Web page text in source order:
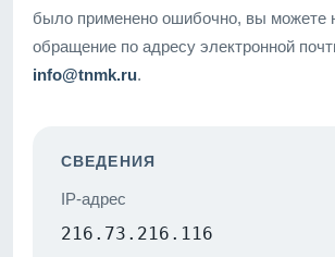
было применено ошибочно, вы можете
обращение по адресу электронной
info@tnmk.ru.
СВЕДЕНИЯ
IP-адрес
216.73.216.116